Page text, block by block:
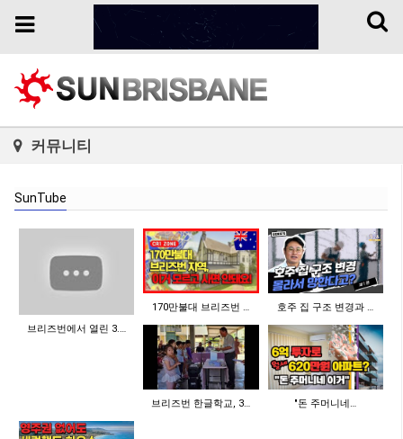
Toggle
Toggle
커뮤니티
SunTube
브리즈번에서 열린 3.…
170만불대 브리즈번 … 호주 집 구조 변경과 …
브리즈번 한글학교, 3… "돈 주머니네…